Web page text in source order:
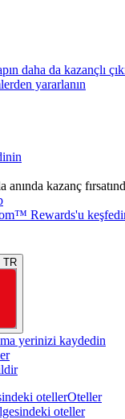
daha da kazançlı
yararlanın
anında kazanç
Rewards'u
TR
yerinizi kaydedin
otellerOteller
oteller